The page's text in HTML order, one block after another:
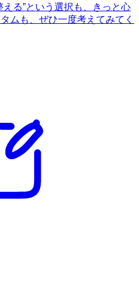
る”という選択も、きっと心
ムも、ぜひ一度考えてみてく